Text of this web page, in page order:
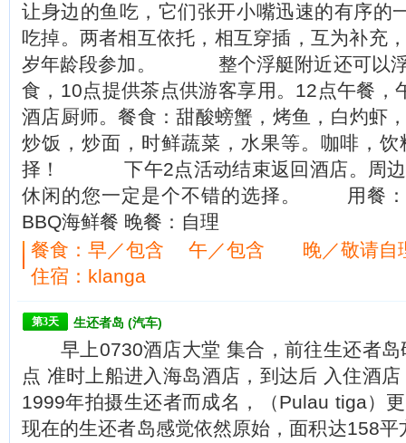
让身边的鱼吃，它们张开小嘴迅速的有序的
吃掉。两者相互依托，相互穿插，互为补充
岁年龄段参加。 整个浮艇附近还可以浮
食，10点提供茶点供游客享用。12点午餐，
酒店厨师。餐食：甜酸螃蟹，烤鱼，白灼虾
炒饭，炒面，时鲜蔬菜，水果等。咖啡，
择！ 下午2点活动结束返回酒店。周边
休闲的您一定是个不错的选择。 用餐：
BBQ海鲜餐 晚餐：自理
餐食： 早／包含 午／包含 晚／敬请自
住宿：klanga
第3天 生还者岛 (汽车)
早上0730酒店大堂 集合，前往生还者岛
点 准时上船进入海岛酒店，到达后 入住
1999年拍摄生还者而成名，（Pulau tiga）
现在的生还者岛感觉依然原始，面积达158